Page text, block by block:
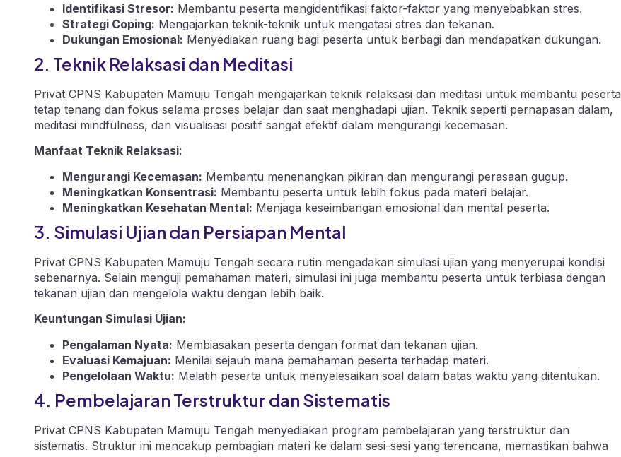
Identifikasi Stresor: Membantu peserta mengidentifikasi faktor-faktor yang menyebabkan stres.
Strategi Coping: Mengajarkan teknik-teknik untuk mengatasi stres dan tekanan.
Dukungan Emosional: Menyediakan ruang bagi peserta untuk berbagi dan mendapatkan dukungan.
2. Teknik Relaksasi dan Meditasi
Privat CPNS Kabupaten Mamuju Tengah mengajarkan teknik relaksasi dan meditasi untuk membantu peserta
tetap tenang dan fokus selama proses belajar dan saat menghadapi ujian. Teknik seperti pernapasan dalam,
meditasi mindfulness, dan visualisasi positif sangat efektif dalam mengurangi kecemasan.
Manfaat Teknik Relaksasi:
Mengurangi Kecemasan: Membantu menenangkan pikiran dan mengurangi perasaan gugup.
Meningkatkan Konsentrasi: Membantu peserta untuk lebih fokus pada materi belajar.
Meningkatkan Kesehatan Mental: Menjaga keseimbangan emosional dan mental peserta.
3. Simulasi Ujian dan Persiapan Mental
Privat CPNS Kabupaten Mamuju Tengah secara rutin mengadakan simulasi ujian yang menyerupai kondisi
sebenarnya. Selain menguji pemahaman materi, simulasi ini juga membantu peserta untuk terbiasa dengan
tekanan ujian dan mengelola waktu dengan lebih baik.
Keuntungan Simulasi Ujian:
Pengalaman Nyata: Membiasakan peserta dengan format dan tekanan ujian.
Evaluasi Kemajuan: Menilai sejauh mana pemahaman peserta terhadap materi.
Pengelolaan Waktu: Melatih peserta untuk menyelesaikan soal dalam batas waktu yang ditentukan.
4. Pembelajaran Terstruktur dan Sistematis
Privat CPNS Kabupaten Mamuju Tengah menyediakan program pembelajaran yang terstruktur dan
sistematis. Struktur ini mencakup pembagian materi ke dalam sesi-sesi yang terencana, memastikan bahwa